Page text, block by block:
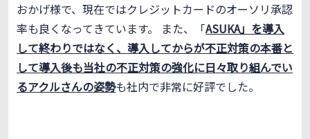
おかげ様で、現在ではクレジットカードのオーソリ承認
率も良くなってきています。 また、「ASUKA」を導入
して終わりではなく、導入してからが不正対策の本番と
して導入後も当社の不正対策の強化に日々取り組んでい
るアクルさんの姿勢も社内で非常に好評でした。